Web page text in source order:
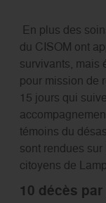
En plus des
du CISOM ont
survivants, mais
pour mission de
15 jours qui
témoins du
sont rendues sur
citoyens de
10 décès